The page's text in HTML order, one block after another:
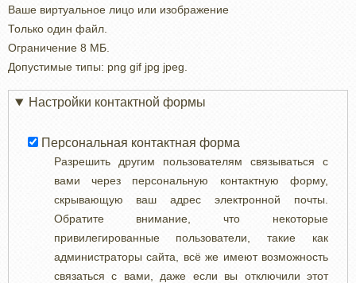
Ваше виртуальное лицо или изображение
Только один файл.
Ограничение 8 МБ.
Допустимые типы: png gif jpg jpeg.
Настройки контактной формы
Персональная контактная форма
Разрешить другим пользователям связываться с
вами через персональную контактную форму,
скрывающую ваш адрес электронной почты.
Обратите внимание, что некоторые
привилегированные пользователи, такие как
администраторы сайта, всё же имеют возможность
связаться с вами, даже если вы отключили этот